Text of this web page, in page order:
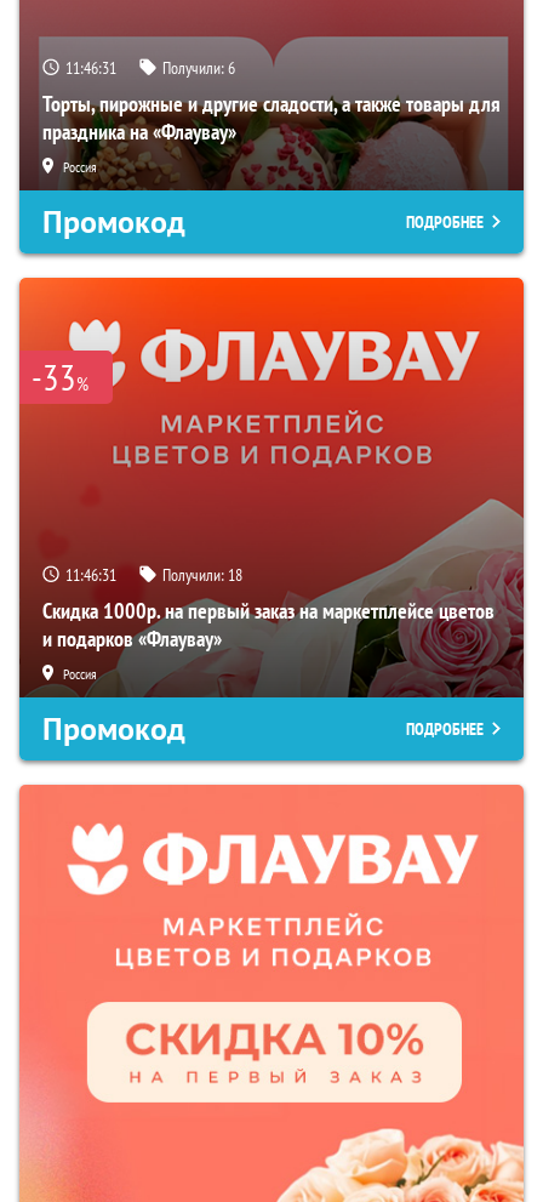
11:46:31 Получили:6
Торты, пирожные и другие сладости, а также товары для
праздника на «Флаувау»
Россия
Промокод ПОДРОБНЕЕ
-33%
11:46:31 Получили: 18
Скидка 1000р. на первый заказ на маркетплейсе цветов
и подарков «Флаувау»
Россия
Промокод ПОДРОБНЕЕ